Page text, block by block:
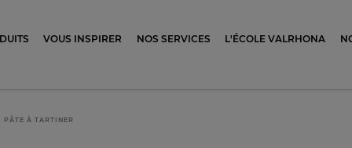
VOUS INSPIRER NOS SERVICES L'ÉCOLE VALRHONA
PÂTE À TARTINER